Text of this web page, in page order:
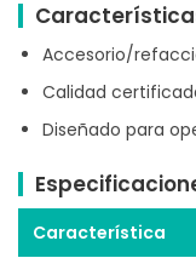
Accesorio/
Calidad
Diseñado para
Característica